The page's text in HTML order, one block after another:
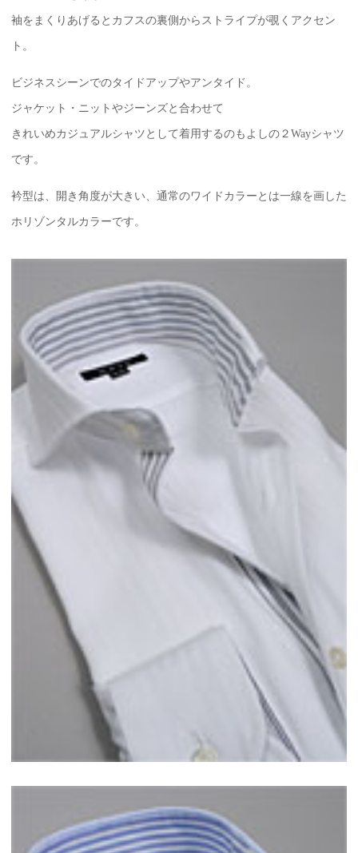
袖をまくりあげるとカフスの裏側からストライプが覗くアクセン
ト。
ビジネスシーンでのタイドアップやアンタイド。
ジャケット・ニットやジーンズと合わせて
きれいめカジュアルシャツとして着用するのもよしの２Wayシャツ
です。
衿型は、開き角度が大きい、通常のワイドカラーとは一線を画した
ホリゾンタルカラーです。